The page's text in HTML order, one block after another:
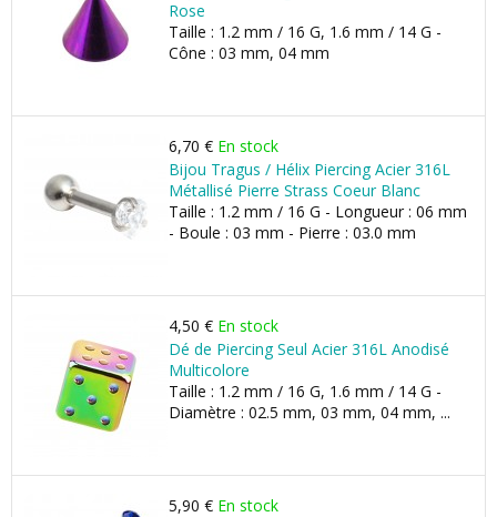
Rose
Taille : 1.2 mm / 16 G, 1.6 mm / 14 G -
Cône : 03 mm, 04 mm
6,70 € En stock
Bijou Tragus / Hélix Piercing Acier 316L
Métallisé Pierre Strass Coeur Blanc
Taille : 1.2 mm / 16 G - Longueur : 06 mm
- Boule : 03 mm - Pierre : 03.0 mm
4,50 € En stock
Dé de Piercing Seul Acier 316L Anodisé
Multicolore
Taille : 1.2 mm / 16 G, 1.6 mm / 14 G -
Diamètre : 02.5 mm, 03 mm, 04 mm, ...
5,90 € En stock